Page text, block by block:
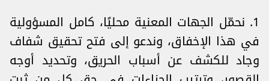
1. نحمّل الجهات المعنية محليًا، كامل المسؤولية
في هذا الإخفاق، وندعو إلى فتح تحقيق شفاف
وجاد للكشف عن أسباب الحريق، وتحديد أوجه